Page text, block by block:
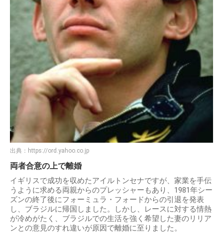
出典： https://ord.yahoo.co.jp
両者合意の上で離婚
イギリスで成功を収めたアイルトンセナですが、家業を手伝
うように求める両親からのプレッシャーもあり、1981年シー
ズンの終了後にフォーミュラ・フォードからの引退を発表
し、ブラジルに帰国しました。しかし、レースに対する情熱
が冷めがたく、ブラジルでの生活を強く希望した妻のリリア
ンとの意見のすれ違いが原因で離婚に至りました。